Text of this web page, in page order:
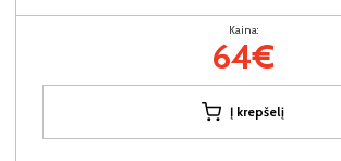
Kaina:
64€
Į krepšelį